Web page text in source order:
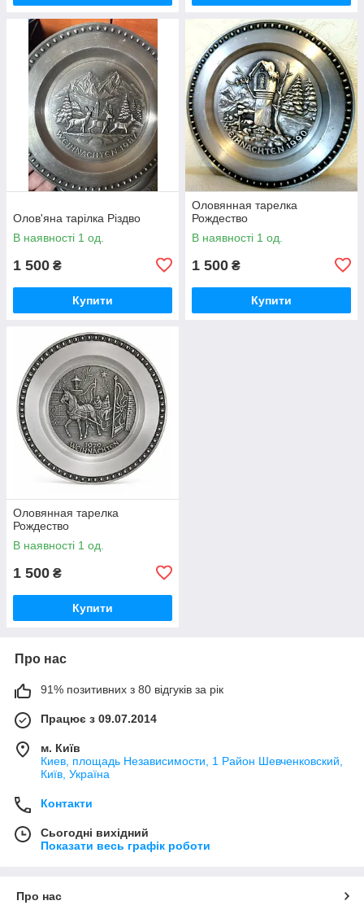
Олов'яна тарілка Різдво
В наявності 1 од.
1 500 ₴
Купити
Оловянная тарелка
Рождество
В наявності 1 од.
1 500 ₴
Купити
Оловянная тарелка
Рождество
В наявності 1 од.
1 500 ₴
Купити
Про нас
91% позитивних з 80 відгуків за рік
Працює з 09.07.2014
м. Київ
Киев, площадь Независимости, 1 Район Шевченковский,
Київ, Україна
Контакти
Сьогодні вихідний
Показати весь графік роботи
Про нас